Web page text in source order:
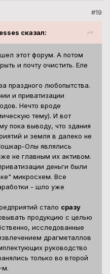
#19
сказал:
этот форум. А потом
и почту очистить. Еле
праздного любопытства.
и приватизации
Нечто вроде
тему). И вот
пока выводу, что здания
и земля в далеко не
Олы являлись
не главным их активом.
деньги были
микросхем. Все
- шло уже
стало сразу
продукцию с целью
исследованные
драгметаллов
руководство
только во второй
м.